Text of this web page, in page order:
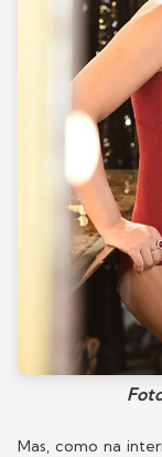
Mas, como na